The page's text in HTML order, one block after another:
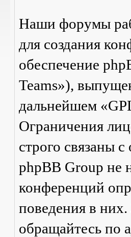
Наши форумы
для создания
обеспечение
Teams»),
дальнейшем
Ограничения
строго связаны
phpBB Group не
конференций
поведения в
обращайтесь по